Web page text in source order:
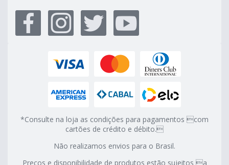
*Consulte na loja as condições para pagamentos com
cartões de crédito e débito.
Não realizamos envios para o Brasil.
Preços e disponibilidade de produtos estão sujeitos a